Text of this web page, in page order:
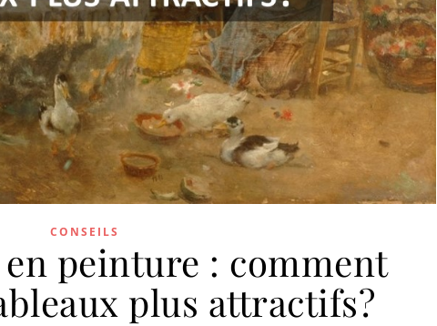
CONSEILS
peinture : comment
plus attractifs?